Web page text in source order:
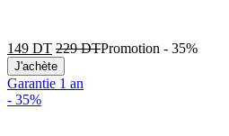
149 DT 229DTPromotion - 35%
J'achète
Garantie 1 an
- 35%